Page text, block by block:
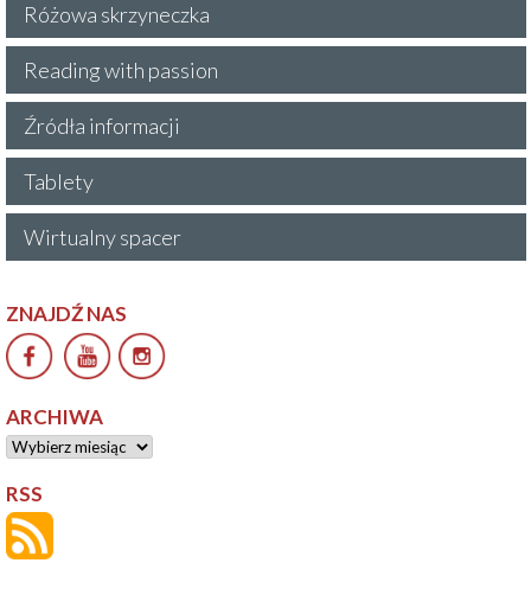
Różowa skrzyneczka
Reading with passion
Źródła informacji
Tablety
Wirtualny spacer
ZNAJDŹ NAS
ARCHIWA
Archiwa
RSS